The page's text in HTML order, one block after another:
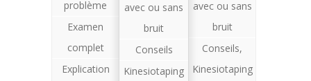
problème
Examen
complet
Explication
avec ou sans
bruit
Conseils
Kinesiotaping
avec ou sans
bruit
Conseils,
Kinesiotaping